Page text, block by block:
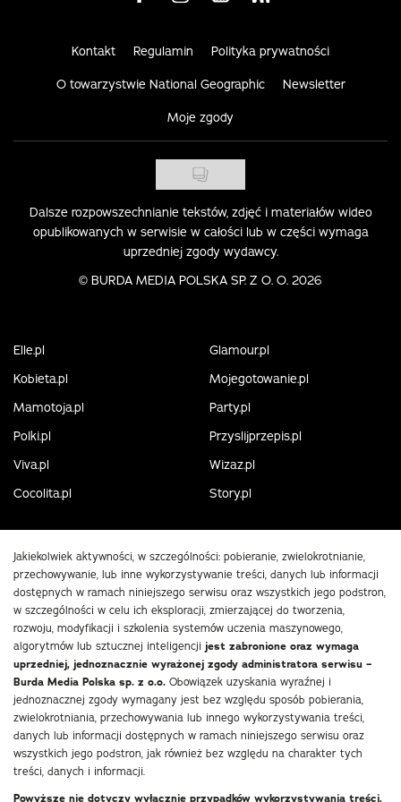
Kontakt Regulamin Polityka prywatności
O towarzystwie National Geographic Newsletter
Moje zgody
Dalsze rozpowszechnianie tekstów, zdjęć i materiałów wideo
opublikowanych w serwisie w całości lub w części wymaga
uprzedniej zgody wydawcy.
© BURDA MEDIA POLSKA SP. Z O. O. 2026
Elle.pl
Glamour.pl
Kobieta.pl
Mojegotowanie.pl
Mamotoja.pl
Party.pl
Polki.pl
Przyslijprzepis.pl
Viva.pl
Wizaz.pl
Cocolita.pl
Story.pl
Jakiekolwiek aktywności, w szczególności: pobieranie, zwielokrotnianie,
przechowywanie, lub inne wykorzystywanie treści, danych lub informacji
dostępnych w ramach niniejszego serwisu oraz wszystkich jego podstron,
w szczególności w celu ich eksploracji, zmierzającej do tworzenia,
rozwoju, modyfikacji i szkolenia systemów uczenia maszynowego,
algorytmów lub sztucznej inteligencji jest zabronione oraz wymaga
uprzedniej, jednoznacznie wyrażonej zgody administratora serwisu –
Burda Media Polska sp. z o.o. Obowiązek uzyskania wyraźnej i
jednoznacznej zgody wymagany jest bez względu sposób pobierania,
zwielokrotniania, przechowywania lub innego wykorzystywania treści,
danych lub informacji dostępnych w ramach niniejszego serwisu oraz
wszystkich jego podstron, jak również bez względu na charakter tych
treści, danych i informacji.
Powyższe nie dotyczy wyłącznie przypadków wykorzystywania treści,